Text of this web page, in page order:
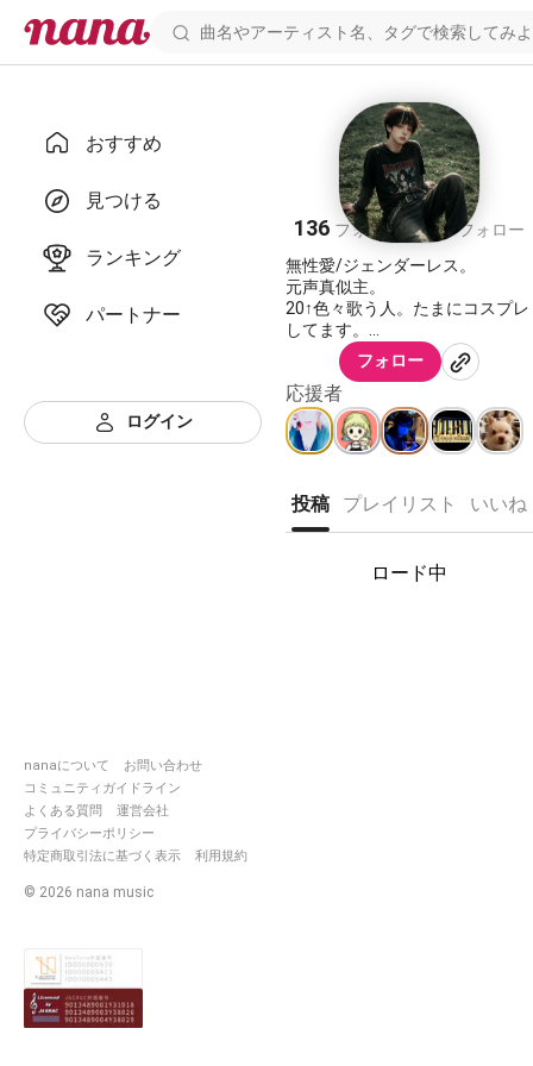
おすすめ
見つける
ランキング
パートナー
ログイン
nanaについて
お問い合わせ
コミュニティガイドライン
よくある質問
運営会社
プライバシーポリシー
特定商取引法に基づく表示
利用規約
© 2026 nana music
しーな✩*.ﾟ
136 フォロワー524 フォロー
無性愛/ジェンダーレス。
元声真似主。
20↑色々歌う人。たまにコスプレ
してます。
ライチ光クラブ(古屋兎丸先生の
作品に沼り中)
フォロー
応援者
投稿 プレイリスト いいね
ロード中